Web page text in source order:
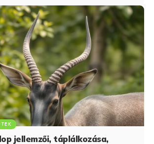
jellemzői, táplálkozása,